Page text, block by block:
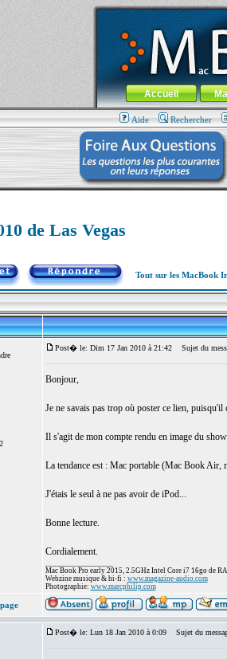
MacBook-fr.com : 100% Apple...
Aller au contenu-Aller au
Menu général
Accueil
Aide Rechercher
de Las Vegas
Tout sur les MacBook
Post� le: Dim 17 Jan 2010 à 21:42 Sujet du
Bonjour,
Je ne savais pas trop où poster ce lien,
Il s'agit de mon compte rendu en image du
La tendance est : Mac portable (Mac Book
J'étais le seul à ne pas avoir de iPod...
Bonne lecture.
Cordialement.
Mac Book Pro early 2015, 2.5GHz Intel Core i7 16go de
Webzine musique & hi-fi : www.magazine-audio.com
Photographie: www.marcphilip.com
Post� le: Lun 18 Jan 2010 à 0:09 Sujet du